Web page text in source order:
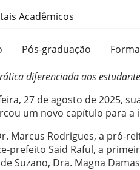
Acadêmicos
Pós-graduação
diferenciada aos
27 de agosto de 2025,
um novo capítulo para
Rodrigues, a pró-
prefeito Said Raful, a
Suzano, Dra. Magna